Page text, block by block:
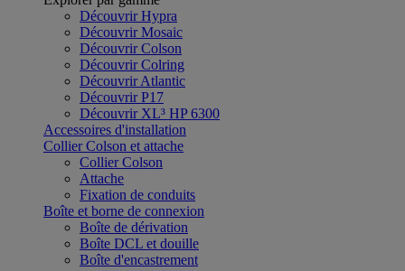
Découvrir Hypra
Découvrir Mosaic
Découvrir Colson
Découvrir Colring
Découvrir Atlantic
Découvrir P17
Découvrir XL³ HP 6300
Accessoires d'installation
Collier Colson et attache
Collier Colson
Attache
Fixation de conduits
Boîte et borne de connexion
Boîte de dérivation
Boîte DCL et douille
Boîte d'encastrement